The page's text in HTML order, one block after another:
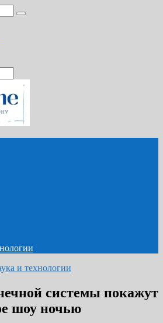
и технологии
системы покажут
шоу ночью